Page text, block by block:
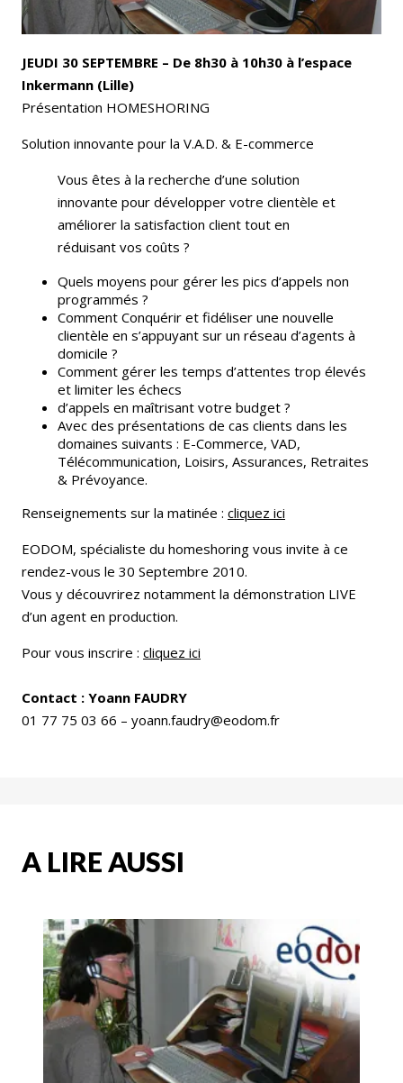
JEUDI 30 SEPTEMBRE – De 8h30 à 10h30 à l’espace
Inkermann (Lille)
Présentation HOMESHORING
Solution innovante pour la V.A.D. & E-commerce
Vous êtes à la recherche d’une solution
innovante pour développer votre clientèle et
améliorer la satisfaction client tout en
réduisant vos coûts ?
Quels moyens pour gérer les pics d’appels non
programmés ?
Comment Conquérir et fidéliser une nouvelle
clientèle en s’appuyant sur un réseau d’agents à
domicile ?
Comment gérer les temps d’attentes trop élevés
et limiter les échecs
d’appels en maîtrisant votre budget ?
Avec des présentations de cas clients dans les
domaines suivants : E-Commerce, VAD,
Télécommunication, Loisirs, Assurances, Retraites
& Prévoyance.
Renseignements sur la matinée : cliquez ici
EODOM, spécialiste du homeshoring vous invite à ce
rendez-vous le 30 Septembre 2010.
Vous y découvrirez notamment la démonstration LIVE
d’un agent en production.
Pour vous inscrire : cliquez ici
Contact : Yoann FAUDRY
01 77 75 03 66 – yoann.faudry@eodom.fr
A LIRE AUSSI